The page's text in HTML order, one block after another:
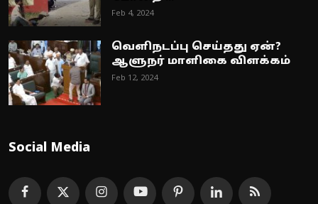
Feb 4, 2024
வெளிநடப்பு செய்தது ஏன்?
ஆளுநர் மாளிகை விளக்கம்
Feb 12, 2024
Social Media